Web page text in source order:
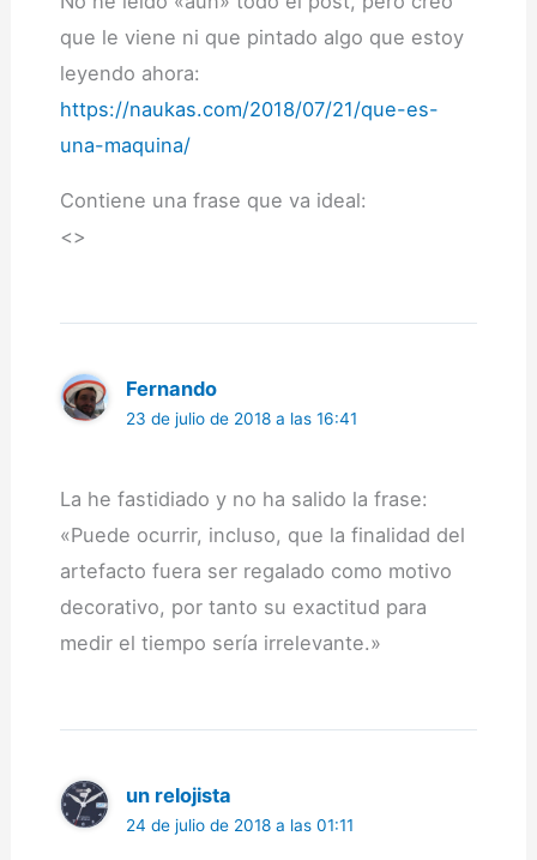
que le viene ni que pintado algo que estoy
leyendo ahora:
https://naukas.com/2018/07/21/que-es-
una-maquina/
Contiene una frase que va ideal:
<>
Fernando
23 de julio de 2018 a las 16:41
La he fastidiado y no ha salido la frase:
«Puede ocurrir, incluso, que la finalidad del
artefacto fuera ser regalado como motivo
decorativo, por tanto su exactitud para
medir el tiempo sería irrelevante.»
un relojista
24 de julio de 2018 a las 01:11